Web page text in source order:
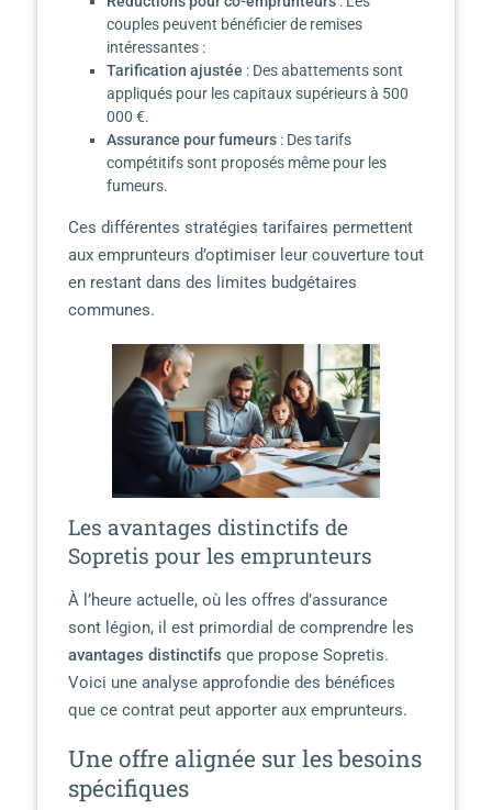
couples peuvent bénéficier de remises
intéressantes :
Tarification ajustée : Des abattements sont
appliqués pour les capitaux supérieurs à 500
000 €.
Assurance pour fumeurs: Des tarifs
compétitifs sont proposés même pour les
fumeurs.
Ces différentes stratégies tarifaires permettent
aux emprunteurs d’optimiser leur couverture tout
en restant dans des limites budgétaires
communes.
Les avantages distinctifs de
Sopretis pour les emprunteurs
À l’heure actuelle, où les offres d’assurance
sont légion, il est primordial de comprendre les
avantages distinctifs que propose Sopretis.
Voici une analyse approfondie des bénéfices
que ce contrat peut apporter aux emprunteurs.
Une offre alignée sur les besoins
spécifiques